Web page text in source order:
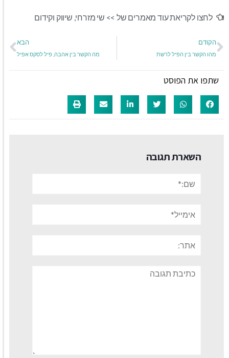
לחצו לקריאת עוד מאמרים של >> שי מזרחי, שיווק וקידום
הקודם
מהו הקשר בין הפיל לרשת
הבא
מה הקשר בין אהבה, פיל לסקס אפיל
שתפו את הפוסט
השארת תגובה
תגובה